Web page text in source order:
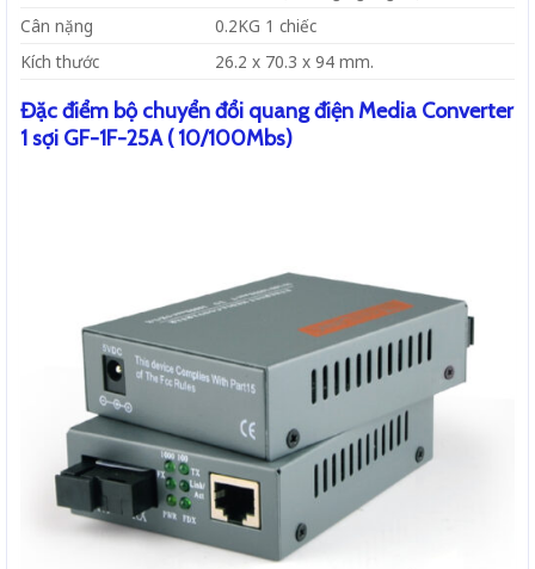
Cân nặng
0.2KG 1 chiếc
Kích thước
26.2 x 70.3 x 94 mm.
Đặc điểm bộ chuyển đổi quang điện Media Converter
1 sợi GF-1F-25A ( 10/100Mbs)